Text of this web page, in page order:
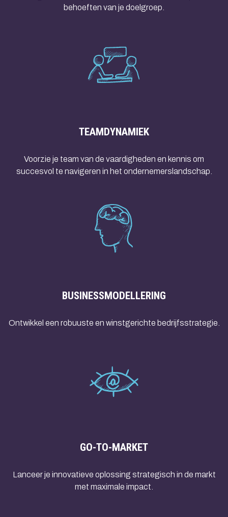
behoeften van je doelgroep.
TEAMDYNAMIEK
Voorzie je team van de vaardigheden en kennis om
succesvol te navigeren in het ondernemerslandschap.
BUSINESSMODELLERING
Ontwikkel een robuuste en winstgerichte bedrijfsstrategie.
GO-TO-MARKET
Lanceer je innovatieve oplossing strategisch in de markt
met maximale impact.